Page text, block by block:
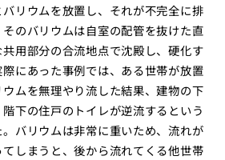
リウムを放置し、それが不完全に排
のバリウムは自室の配管を抜けた直
用部分の合流地点で沈殿し、硬化す
にあった事例では、ある世帯が放置
ムを無理やり流した結果、建物の下
下の住戸のトイレが逆流するという
バリウムは非常に重いため、流れが
しまうと、後から流れてくる他世帯